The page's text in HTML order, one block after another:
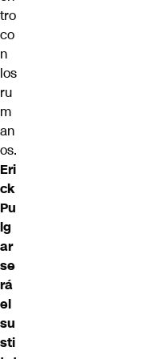
tro
co
n
los
ru
m
an
os.
Eri
ck
Pu
lg
ar
se
rá
el
su
sti